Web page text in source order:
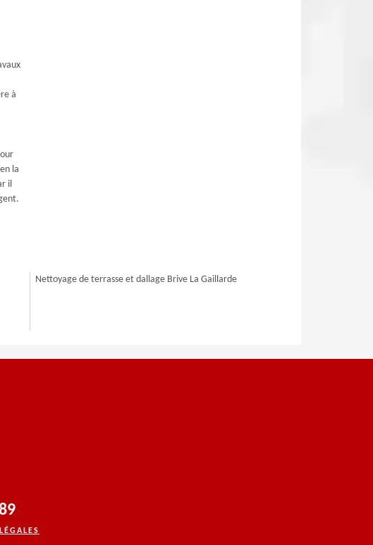
à
la
il
Nettoyage de terrasse et dallage Brive La Gaillarde